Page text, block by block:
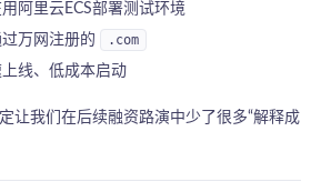
用阿里云ECS部署测试环境
万网注册的
.com
线、低成本启动
让我们在后续融资路演中少了很多“解释成